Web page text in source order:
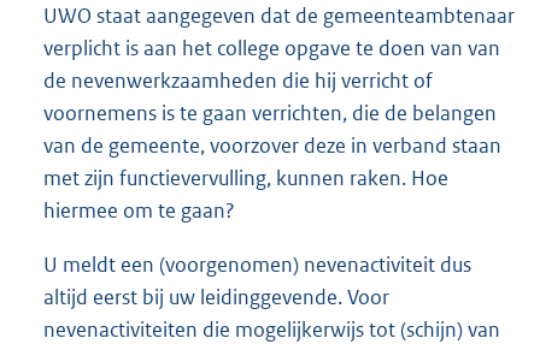
UWO staat aangegeven dat de gemeenteambtenaar
verplicht is aan het college opgave te doen van van
de nevenwerkzaamheden die hij verricht of
voornemens is te gaan verrichten, die de belangen
van de gemeente, voorzover deze in verband staan
met zijn functievervulling, kunnen raken. Hoe
hiermee om te gaan?
U meldt een (voorgenomen) nevenactiviteit dus
altijd eerst bij uw leidinggevende. Voor
nevenactiviteiten die mogelijkerwijs tot (schijn) van